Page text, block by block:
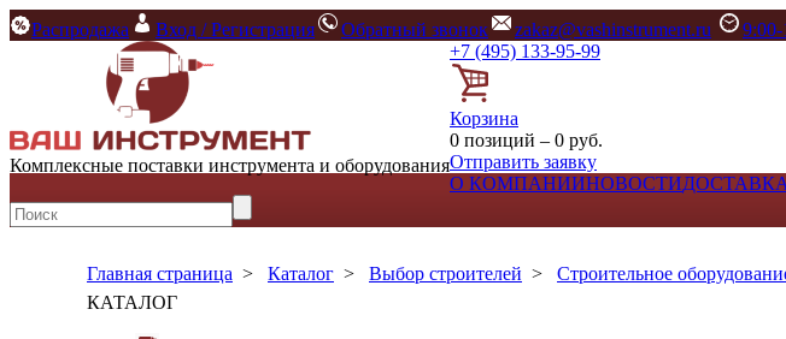
Распродажа Вход / Регистрация Обратный звонок zakaz@vashinstrument.ru
Комплексные поставки инструмента и оборудования
+7 (495) 133-95-99
Корзина
0 позиций – 0 руб.
Отправить заявку
О КОМПАНИИНОВОСТИ
Главная страница > Каталог > Выбор строителей > Строительное
КАТАЛОГ